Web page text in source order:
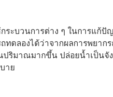
ระบวนการต่าง ๆ ในการแก้ปั
ทดลองได้ว่าจากผลการพยา
ริมาณมากขึ้น ปล่อยน้ำเป็นจั
าย